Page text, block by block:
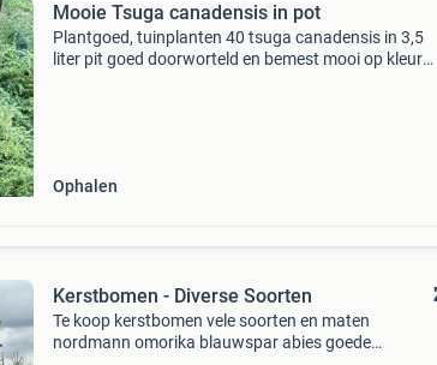
Mooie Tsuga canadensis in pot
Plantgoed, tuinplanten 40 tsuga canadensis in 3,5
liter pit goed doorworteld en bemest mooi op kleur
Ophalen
Kerstbomen - Diverse Soorten
Te koop kerstbomen vele soorten en maten
nordmann omorika blauwspar abies goede